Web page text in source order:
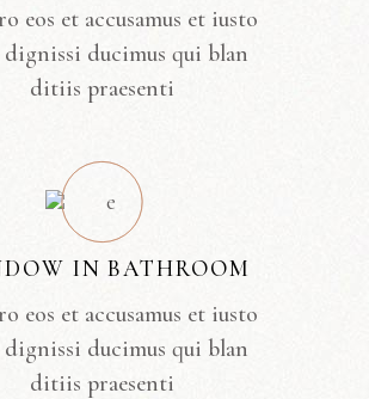
eos et accusamus et iusto
ducimus qui blan
ditiis praesenti
IN BATHROOM
eos et accusamus et iusto
ducimus qui blan
ditiis praesenti